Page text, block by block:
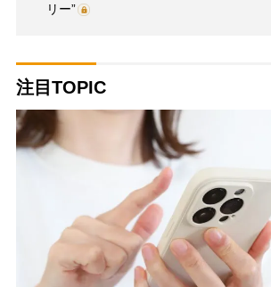
リー”
注目TOPIC